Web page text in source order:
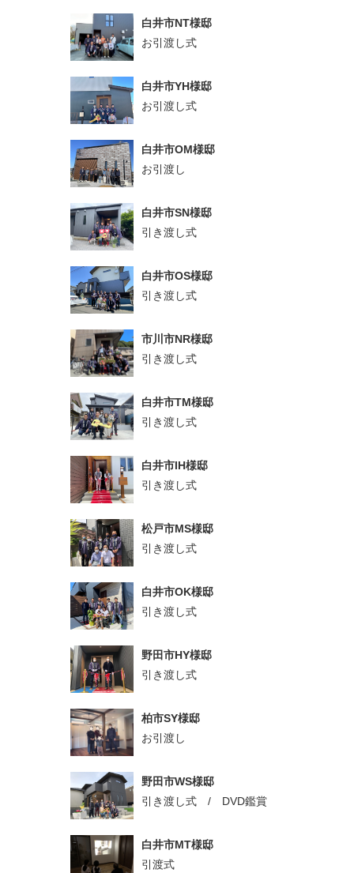
白井市NT様邸
お引渡し式
白井市YH様邸
お引渡し式
白井市OM様邸
お引渡し
白井市SN様邸
引き渡し式
白井市OS様邸
引き渡し式
市川市NR様邸
引き渡し式
白井市TM様邸
引き渡し式
白井市IH様邸
引き渡し式
松戸市MS様邸
引き渡し式
白井市OK様邸
引き渡し式
野田市HY様邸
引き渡し式
柏市SY様邸
お引渡し
野田市WS様邸
引き渡し式 / DVD鑑賞
白井市MT様邸
引渡式